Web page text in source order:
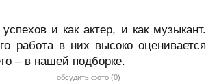
и как актер, и как музыкант.
работа в них высоко оценивается
– в нашей подборке.
обсудить фото (0)